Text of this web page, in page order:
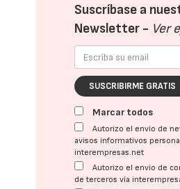
Suscríbase a
Newsletter - Ver
SUSCRIBIRME GRATIS
Marcar todos
Autorizo el envío de
avisos informativos
interempresas.net
Autorizo el envío de
de terceros vía